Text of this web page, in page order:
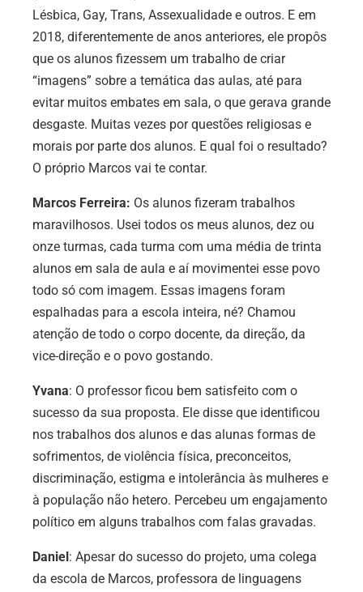
Lésbica, Gay, Trans, Assexualidade e outros. E em
2018, diferentemente de anos anteriores, ele propôs
que os alunos fizessem um trabalho de criar
“imagens” sobre a temática das aulas, até para
evitar muitos embates em sala, o que gerava grande
desgaste. Muitas vezes por questões religiosas e
morais por parte dos alunos. E qual foi o resultado?
O próprio Marcos vai te contar.
Marcos Ferreira: Os alunos fizeram trabalhos
maravilhosos. Usei todos os meus alunos, dez ou
onze turmas, cada turma com uma média de trinta
alunos em sala de aula e aí movimentei esse povo
todo só com imagem. Essas imagens foram
espalhadas para a escola inteira, né? Chamou
atenção de todo o corpo docente, da direção, da
vice-direção e o povo gostando.
Yvana: O professor ficou bem satisfeito com o
sucesso da sua proposta. Ele disse que identificou
nos trabalhos dos alunos e das alunas formas de
sofrimentos, de violência física, preconceitos,
discriminação, estigma e intolerância às mulheres e
à população não hetero. Percebeu um engajamento
político em alguns trabalhos com falas gravadas.
Daniel : Apesar do sucesso do projeto, uma colega
da escola de Marcos, professora de linguagens